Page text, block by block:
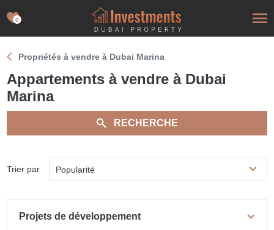
0
Propriétés à vendre à Dubai Marina
Appartements à vendre à Dubai
Marina
RECHERCHE
Trier par Popularité
Projets de développement